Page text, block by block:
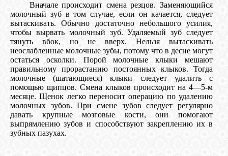
Вначале происходит смена резцов. Заменяющийся
молочный зуб в том случае, если он качается, следует
вытаскивать. Обычно достаточно небольшого усилия,
чтобы вырвать молочный зуб. Удаляемый зуб следует
тянуть вбок, но не вверх. Нельзя вытаскивать
неослабленные молочные зубы, потому что в десне могут
остаться осколки. Порой молочные клыки мешают
правильному прорастанию постоянных клыков. Тогда
молочные (шатающиеся) клыки следует удалить с
помощью щипцов. Смена клыков происходит на 4—5-м
месяце. Щенок легко переносит операцию по удалению
молочных зубов. При смене зубов следует регулярно
давать крупные мозговые кости, они помогают
выпрямлению зубов и способствуют закреплению их в
зубных пазухах.